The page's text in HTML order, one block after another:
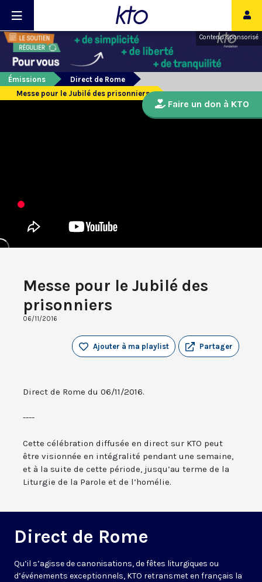
Contenu sponsorisé
Émissions
Direct de Rome
Messe pour le Jubilé des prisonniers
Messe pour le Jubilé des
prisonniers
06/11/2016
Partager
Ajouter à ma playlist
Direct de Rome du 06/11/2016.
----
Cette célébration diffusée en direct sur KTO peut
être visionnée en intégralité pendant une semaine,
et à la suite de cette période, jusqu’au terme de la
Liturgie de la Parole et de l’homélie.
Direct de Rome
Qu’il s’agisse de canonisations, de fêtes liturgiques ou
d’événements exceptionnels, KTO retransmet en français la
Faire un don à KTO